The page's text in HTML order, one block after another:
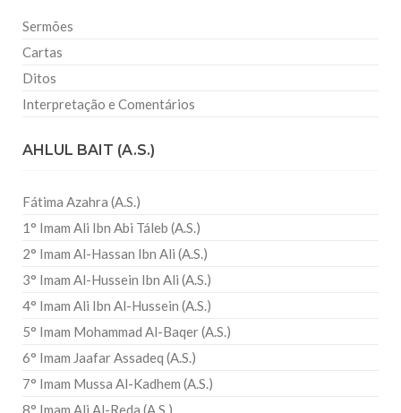
Sermões
Cartas
Ditos
Interpretação e Comentários
AHLUL BAIT (A.S.)
Fátima Azahra (A.S.)
1° Imam Ali Ibn Abi Táleb (A.S.)
2° Imam Al-Hassan Ibn Ali (A.S.)
3° Imam Al-Hussein Ibn Ali (A.S.)
4° Imam Ali Ibn Al-Hussein (A.S.)
5° Imam Mohammad Al-Baqer (A.S.)
6° Imam Jaafar Assadeq (A.S.)
7° Imam Mussa Al-Kadhem (A.S.)
8° Imam Ali Al-Reda (A.S.)